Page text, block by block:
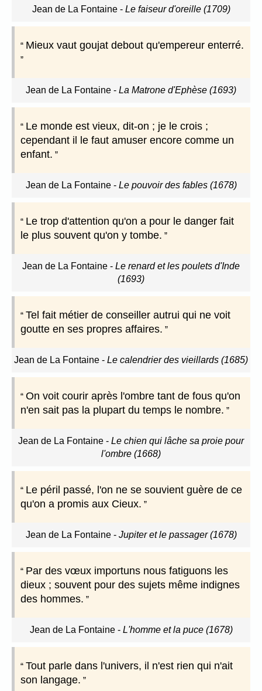
Jean de La Fontaine- Le faiseur d'oreille (1709)
Mieux vaut goujat debout qu'empereur enterré.
Jean de La Fontaine - La Matrone d'Ephèse (1693)
Le monde est vieux, dit-on ; je le crois ;
cependant il le faut amuser encore comme un
enfant.
Jean de La Fontaine- Le pouvoir des fables (1678)
Le trop d'attention qu'on a pour le danger fait
le plus souvent qu'on y tombe.
Jean de La Fontaine - Le renard et les poulets d'Inde
(1693)
Tel fait métier de conseiller autrui qui ne voit
goutte en ses propres affaires.
Jean de La Fontaine - Le calendrier des vieillards (1685)
On voit courir après l'ombre tant de fous qu'on
n'en sait pas la plupart du temps le nombre.
Jean de La Fontaine - Le chien qui lâche sa proie pour
l'ombre (1668)
Le péril passé, l'on ne se souvient guère de ce
qu'on a promis aux Cieux.
Jean de La Fontaine- Jupiter et le passager (1678)
Par des vœux importuns nous fatiguons les
dieux ; souvent pour des sujets même indignes
des hommes.
Jean de La Fontaine- L'homme et la puce (1678)
Tout parle dans l'univers, il n'est rien qui n'ait
son langage.